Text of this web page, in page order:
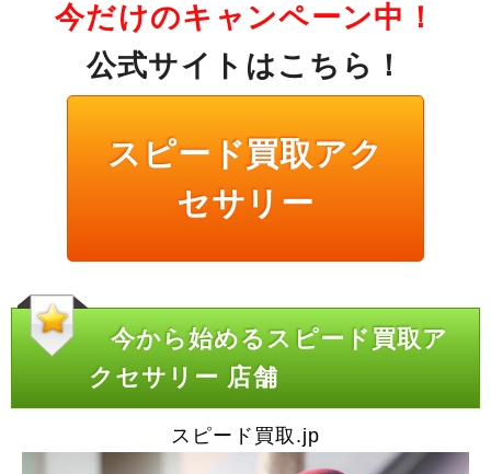
今だけのキャンペーン中！
公式サイトはこちら！
スピード買取アク
セサリー
今から始めるスピード買取ア
クセサリー 店舗
スピード買取.jp